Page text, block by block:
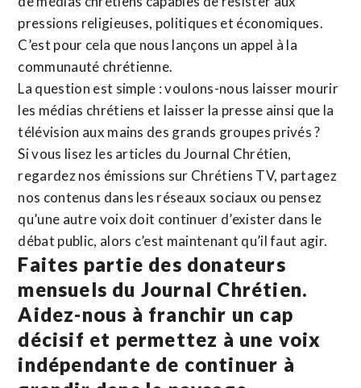
pressions religieuses, politiques et économiques.
C’est pour cela que nous lançons un appel à la
communauté chrétienne.
La question est simple : voulons-nous laisser mourir
les médias chrétiens et laisser la presse ainsi que la
télévision aux mains des grands groupes privés ?
Si vous lisez les articles du Journal Chrétien,
regardez nos émissions sur Chrétiens TV, partagez
nos contenus dans les réseaux sociaux ou pensez
qu’une autre voix doit continuer d’exister dans le
débat public, alors c’est maintenant qu’il faut agir.
Faites partie des donateurs
mensuels du Journal Chrétien.
Aidez-nous à franchir un cap
décisif et permettez à une voix
indépendante de continuer à